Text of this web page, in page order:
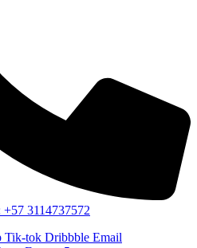
+57 3114737572
Tik-tok Dribbble Email